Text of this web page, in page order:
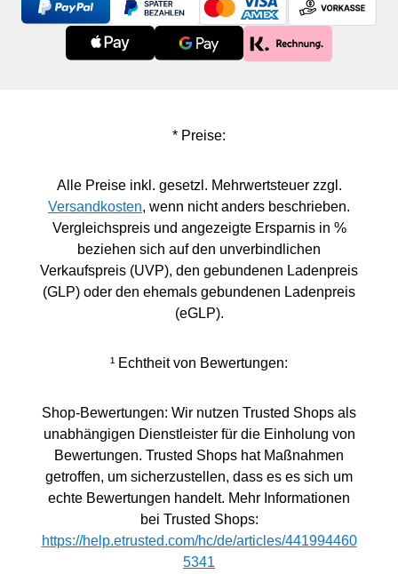
passieren und trage die schönsten Erinnerungen in
diesem Kalender zusammen. So zauberst du ein
Lächeln auf die Lippen deiner Liebsten, während
* Preise:
Alle Preise inkl. gesetzl. Mehrwertsteuer zzgl.
Versandkosten, wenn nicht anders beschrieben.
Vergleichspreis und angezeigte Ersparnis in %
beziehen sich auf den unverbindlichen
Verkaufspreis (UVP), den gebundenen Ladenpreis
(GLP) oder den ehemals gebundenen Ladenpreis
(eGLP).
¹ Echtheit von Bewertungen:
Shop-Bewertungen: Wir nutzen Trusted Shops als
unabhängigen Dienstleister für die Einholung von
Bewertungen. Trusted Shops hat Maßnahmen
getroffen, um sicherzustellen, dass es es sich um
echte Bewertungen handelt. Mehr Informationen
bei Trusted Shops:
https://help.etrusted.com/hc/de/articles/441994460
5341